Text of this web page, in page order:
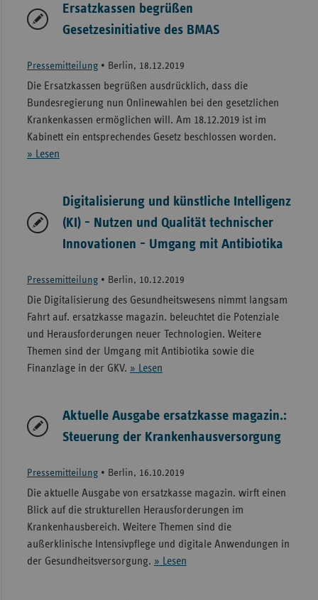
Ersatzkassen begrüßen
Gesetzesinitiative des BMAS
Pressemitteilung• Berlin, 18.12.2019
Die Ersatzkassen begrüßen ausdrücklich, dass die
Bundesregierung nun Onlinewahlen bei den gesetzlichen
Krankenkassen ermöglichen will. Am 18.12.2019 ist im
Kabinett ein entsprechendes Gesetz beschlossen worden.
» Lesen
Digitalisierung und künstliche Intelligenz
(KI) - Nutzen und Qualität technischer
Innovationen - Umgang mit Antibiotika
Pressemitteilung• Berlin, 10.12.2019
Die Digitalisierung des Gesundheitswesens nimmt langsam
Fahrt auf. ersatzkasse magazin. beleuchtet die Potenziale
und Herausforderungen neuer Technologien. Weitere
Themen sind der Umgang mit Antibiotika sowie die
Finanzlage in der GKV. » Lesen
Aktuelle Ausgabe ersatzkasse magazin.:
Steuerung der Krankenhausversorgung
Pressemitteilung• Berlin, 16.10.2019
Die aktuelle Ausgabe von ersatzkasse magazin. wirft einen
Blick auf die strukturellen Herausforderungen im
Krankenhausbereich. Weitere Themen sind die
außerklinische Intensivpflege und digitale Anwendungen in
der Gesundheitsversorgung. » Lesen